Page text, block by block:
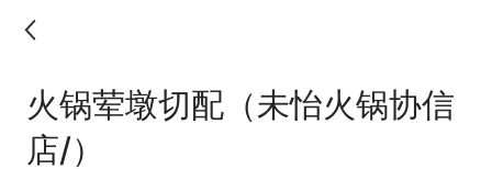
火锅荤墩切配（未怡火锅协信
店/）